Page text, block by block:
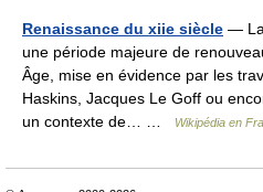
Renaissance du xiie siècle — La
une période majeure de
Âge, mise en évidence par les
Haskins, Jacques Le Goff ou
un contexte de… …
Wikipédia en